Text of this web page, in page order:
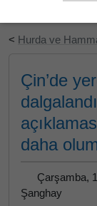
< Hurda ve
Çin’de
daha
Çarşamba,
Şanghay